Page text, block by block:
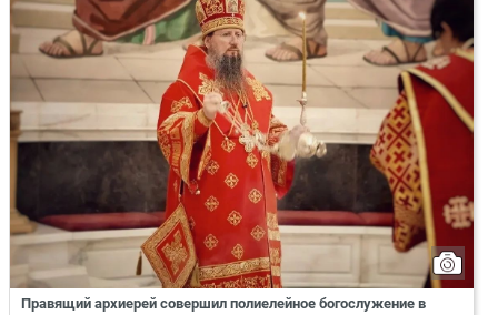
Правящий архиерей совершил полиелейное богослужение в